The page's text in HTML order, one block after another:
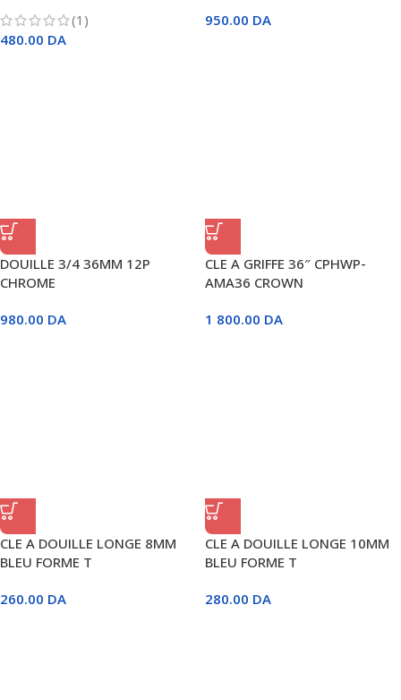
(1)
480.00 DA
950.00 DA
DOUILLE 3/4 36MM 12P
CHROME
980.00 DA
CLE A GRIFFE 36″ CPHWP-
AMA36 CROWN
1 800.00 DA
CLE A DOUILLE LONGE 8MM
BLEU FORME T
260.00 DA
CLE A DOUILLE LONGE 10MM
BLEU FORME T
280.00 DA